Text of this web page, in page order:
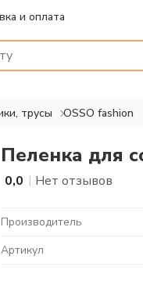
и оплата
трусы OSSO fashion
Пеленка для
0,0 | Нет отзывов
Производитель
Артикул